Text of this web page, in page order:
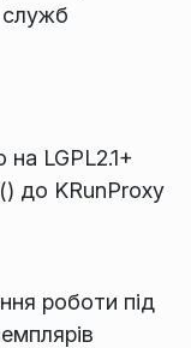
служб
на LGPL2.1+
до KRunProxy
роботи під